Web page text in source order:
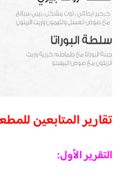
تقارير المتابعين
التقرير الأول: